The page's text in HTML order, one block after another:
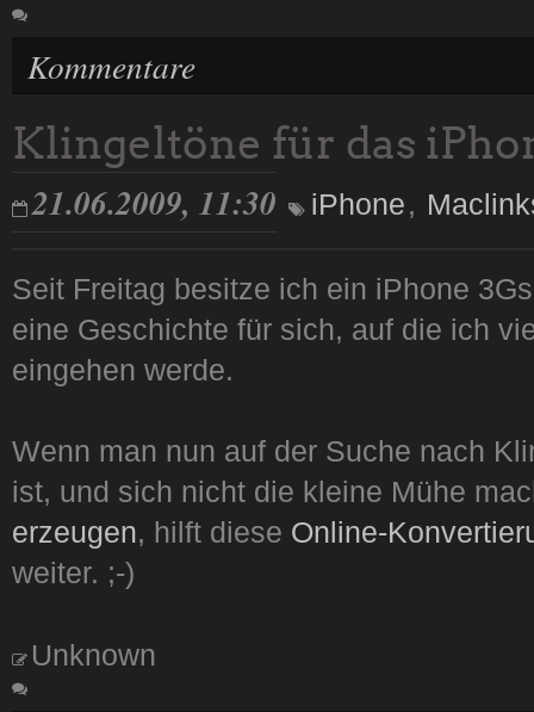
Kommentare
Klingeltöne für das
21.06.2009, 11:30
iPhone,
Seit Freitag besitze ich ein iPhone
eine Geschichte für sich, auf die ich
eingehen werde.
Wenn man nun auf der Suche nach
ist, und sich nicht die kleine Mühe
erzeugen, hilft diese Online-
weiter. ;-)
Unknown